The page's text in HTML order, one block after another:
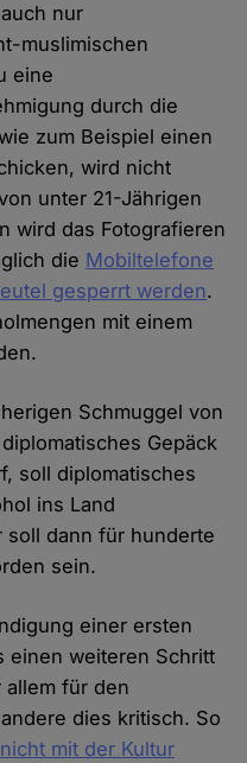
nur
muslimischen
eine
durch die
zum Beispiel einen
wird nicht
unter 21-Jährigen
wird das Fotografieren
die Mobiltelefone
gesperrt werden.
mit einem
Schmuggel von
Gepäck
soll diplomatisches
ins Land
soll dann für hunderte
sein.
einer ersten
einen weiteren Schritt
für den
dies kritisch. So
mit der Kultur